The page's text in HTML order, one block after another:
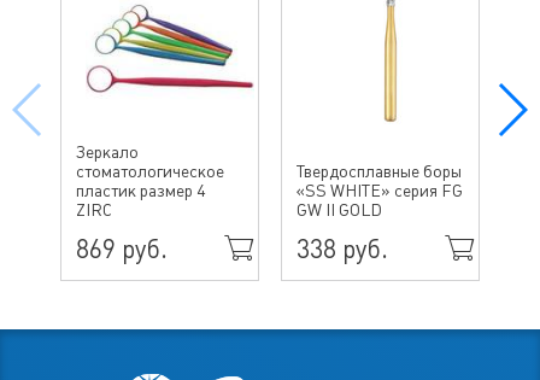
Зеркало
стоматологическое
пластик размер 4
ZIRC
869 руб.
Твердосплавные боры
«SS WHITE» серия FG
GW II GOLD
338 руб.